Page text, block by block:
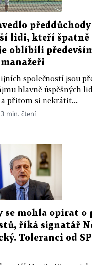
lidi, kteří špatně
oblíbili
společností jsou
hlavně úspěšných
a přitom si nekrátit...
3 min. čtení
se mohla opírat o
říká signatář
Toleranci od